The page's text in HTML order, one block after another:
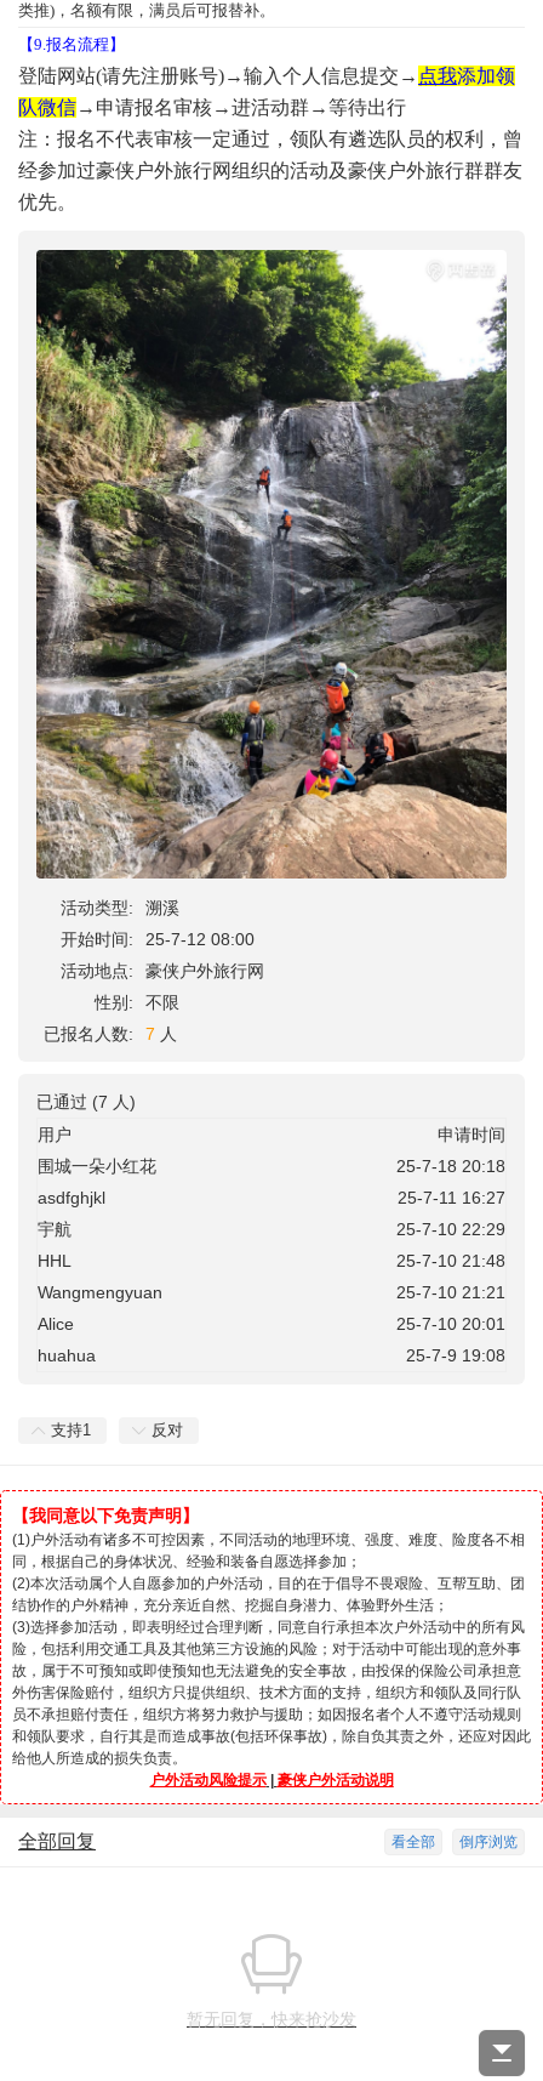
类推)，名额有限，满员后可报替补。
【9.报名流程】
登陆网站(请先注册账号)→输入个人信息提交→ 点我添加领
队微信→申请报名审核→进活动群→等待出行
注：报名不代表审核一定通过，领队有遴选队员的权利，曾
经参加过豪侠户外旅行网组织的活动及豪侠户外旅行群群友
优先。
活动类型:
溯溪
开始时间:
25-7-12 08:00
活动地点:
豪侠户外旅行网
性别:
不限
已报名人数:
7 人
已通过 (7 人)
用户
申请时间
围城一朵小红花
25-7-18 20:18
asdfghjkl
25-7-11 16:27
宇航
25-7-10 22:29
HHL
25-7-10 21:48
Wangmengyuan
25-7-10 21:21
Alice
25-7-10 20:01
huahua
25-7-9 19:08
支持1 反对
【我同意以下免责声明】
(1)户外活动有诸多不可控因素，不同活动的地理环境、强度、难度、险度各不相
同，根据自己的身体状况、经验和装备自愿选择参加；
(2)本次活动属个人自愿参加的户外活动，目的在于倡导不畏艰险、互帮互助、团
结协作的户外精神，充分亲近自然、挖掘自身潜力、体验野外生活；
(3)选择参加活动，即表明经过合理判断，同意自行承担本次户外活动中的所有风
险，包括利用交通工具及其他第三方设施的风险；对于活动中可能出现的意外事
故，属于不可预知或即使预知也无法避免的安全事故，由投保的保险公司承担意
外伤害保险赔付，组织方只提供组织、技术方面的支持，组织方和领队及同行队
员不承担赔付责任，组织方将努力救护与援助；如因报名者个人不遵守活动规则
和领队要求，自行其是而造成事故(包括环保事故)，除自负其责之外，还应对因此
给他人所造成的损失负责。
户外活动风险提示| 豪侠户外活动说明
倒序浏览
看全部
全部回复
暂无回复，快来抢沙发